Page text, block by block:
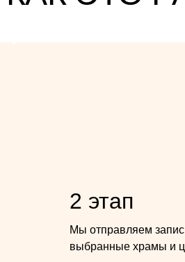
2 этап
Мы отправляем
выбранные храмы и